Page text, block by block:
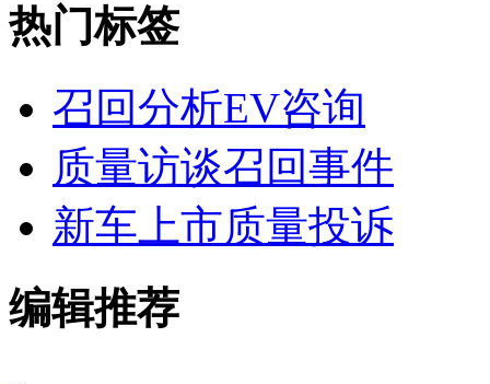
热门标签
召回分析EV咨询
质量访谈召回事件
新车上市质量投诉
编辑推荐